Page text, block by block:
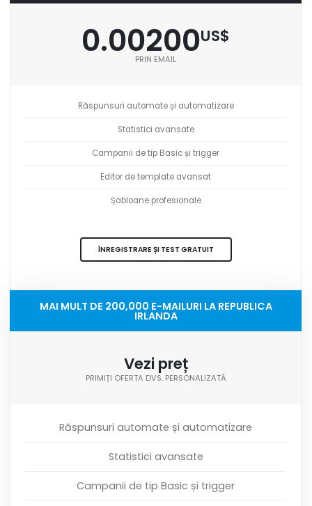
0.00200US$
PRIN EMAIL
Răspunsuri automate și automatizare
Statistici avansate
Campanii de tip Basic și trigger
Editor de template avansat
Șabloane profesionale
ÎNREGISTRARE ȘI TEST GRATUIT
MAI MULT DE 200,000 E-MAILURI LA REPUBLICA
IRLANDA
Vezi preț
PRIMIȚI OFERTA DVS. PERSONALIZATĂ
Răspunsuri automate și automatizare
Statistici avansate
Campanii de tip Basic și trigger